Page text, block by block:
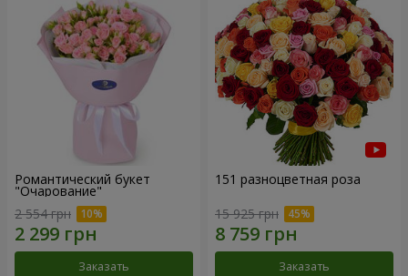
Романтический букет
"Очарование"
2 554 грн
Заказать
151 разноцветная роза
15 925 грн
Заказать